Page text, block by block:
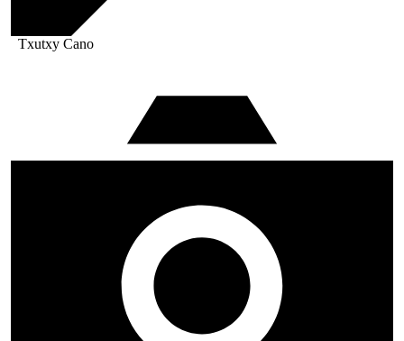
Txutxy Cano